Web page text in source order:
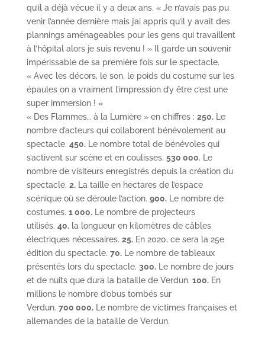
qu’il a déjà vécue il y a deux ans. « Je n’avais pas pu
venir l’année dernière mais j’ai appris qu’il y avait des
plannings aménageables pour les gens qui travaillent
à l’hôpital alors je suis revenu ! » Il garde un souvenir
impérissable de sa première fois sur le spectacle.
« Avec les décors, le son, le poids du costume sur les
épaules on a vraiment l’impression d’y être c’est une
super immersion ! »
« Des Flammes… à la Lumière » en chiffres : 250.Le
nombre d’acteurs qui collaborent bénévolement au
spectacle. 450.Le nombre total de bénévoles qui
s’activent sur scène et en coulisses. 530 000. Le
nombre de visiteurs enregistrés depuis la création du
spectacle. 2.La taille en hectares de l’espace
scénique où se déroule l’action. 900.Le nombre de
costumes. 1 000.Le nombre de projecteurs
utilisés. 40.la longueur en kilomètres de câbles
électriques nécessaires. 25.En 2020, ce sera la 25e
édition du spectacle. 70.Le nombre de tableaux
présentés lors du spectacle. 300.Le nombre de jours
et de nuits que dura la bataille de Verdun. 100.En
millions le nombre d’obus tombés sur
Verdun. 700 000.Le nombre de victimes françaises et
allemandes de la bataille de Verdun.